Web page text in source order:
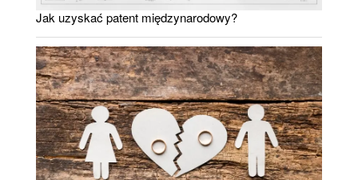
Jak uzyskać patent międzynarodowy?